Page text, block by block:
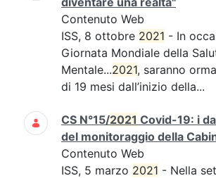
Contenuto Web
ISS, 8 ottobre 2021 - In
Giornata Mondiale della
Mentale...2021, saranno
di 19 mesi dall’inizio della...
CS N°15/2021 Covid-19: i
del monitoraggio della
Contenuto Web
ISS, 5 marzo 2021 - Nella